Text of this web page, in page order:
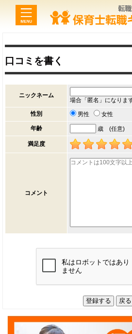
口コミを書く
ニックネーム
場合「匿名」になりま
性別
男性 女性
年齢 歳 (任意)
満足度
コメント